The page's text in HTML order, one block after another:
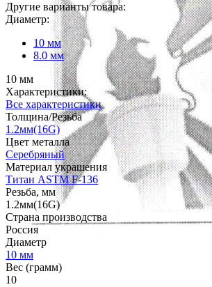
Другие варианты товара:
Диаметр:
10 мм
8.0 мм
10 мм
Характеристики:
Все характеристики
Толщина/Резьба
1.2мм(16G)
Цвет металла
Серебряный
Материал украшения
Титан ASTM F-136
Резьба, мм
1.2мм(16G)
Страна производства
Россия
Диаметр
10 мм
Вес (грамм)
10